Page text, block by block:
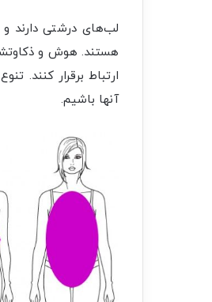
لب‌های درشتی دارند
هستند. هوش و
ارتباط برقرار کنند.
آنها باشیم.